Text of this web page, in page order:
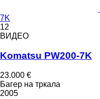
7K
12
ВИДЕО
Komatsu PW200-7K
23.000 €
Багер на тркала
2005